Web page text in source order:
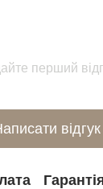
перший
відгук